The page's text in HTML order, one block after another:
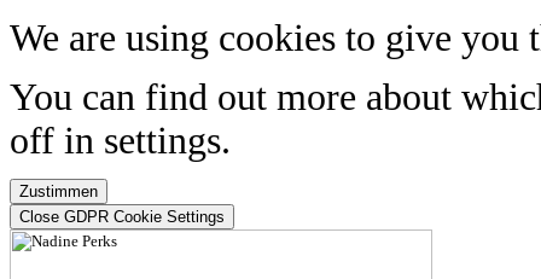
We are using cookies to give you
You can find out more about
off in settings.
Zustimmen
Close GDPR Cookie Settings